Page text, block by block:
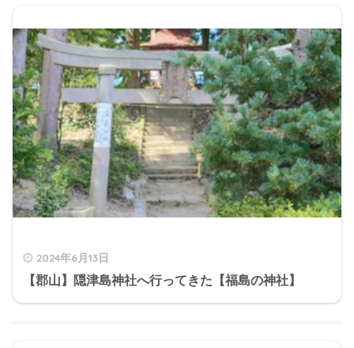
2024年6月13日
【郡山】隠津島神社へ行ってきた【福島の神社】